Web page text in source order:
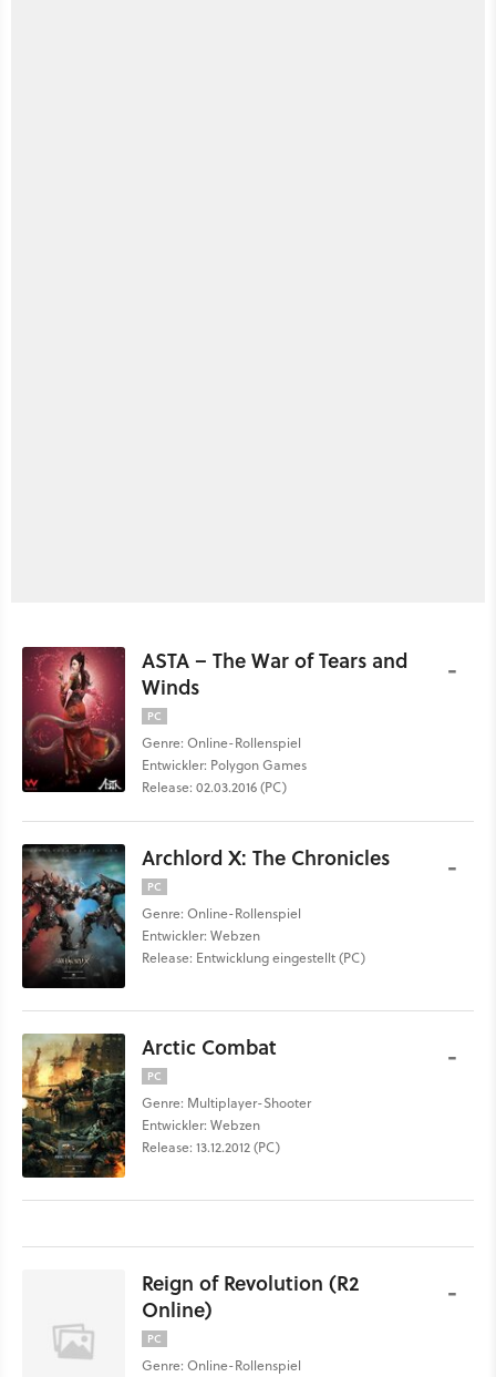
ASTA – The War of Tears and
Winds
PC
Genre: Online-Rollenspiel
Entwickler: Polygon Games
Release: 02.03.2016 (PC)
-
Archlord X: The Chronicles
PC
Genre: Online-Rollenspiel
Entwickler: Webzen
Release: Entwicklung eingestellt (PC)
-
Arctic Combat
PC
Genre: Multiplayer-Shooter
Entwickler: Webzen
Release: 13.12.2012 (PC)
-
Reign of Revolution (R2
Online)
PC
Genre: Online-Rollenspiel
-